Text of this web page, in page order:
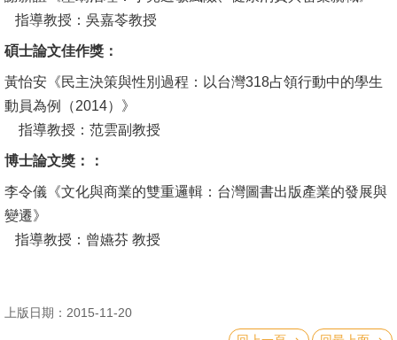
公
告
國
際
化
教
深
耕
法
指導教授：吳嘉苓教授
碩士論文佳作獎：
黃怡安《民主決策與性別過程：以台灣318占領行動中的學生
動員為例（2014）》
指導教授：范雲副教授
博士論文獎：：
李令儀《文化與商業的雙重邏輯：台灣圖書出版產業的發展與
變遷》
指導教授：曾嬿芬 教授
上版日期：2015-11-20